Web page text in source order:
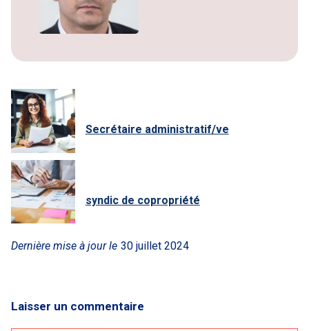
Secrétaire administratif/ve
syndic de copropriété
Dernière mise à jour le 30 juillet 2024
Laisser un commentaire